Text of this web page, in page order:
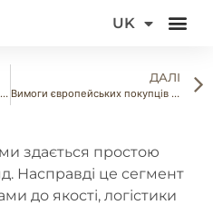
UK
FR
Сезонність цін на соняшникове та гарбузове насіння: коли вигідно купувати, а коли продавати
ДАЛІ
Вимоги європейських покупців до насіння та горіхів у 2026 році: на що готуватися вже зараз
здається простою
Насправді це сегмент
до якості, логістики